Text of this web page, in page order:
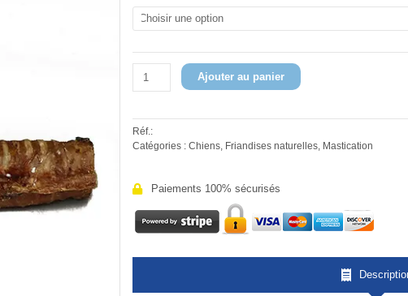
à
13,00€
Trachée
de
Ajouter au panier
Réf.:
Catégories : Chiens Friandises naturelles Mastication
Paiements 100% sécurisés